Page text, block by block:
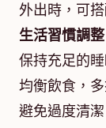
外出時，可
生活習慣調整
保持充足的
均衡飲食，
避免過度清